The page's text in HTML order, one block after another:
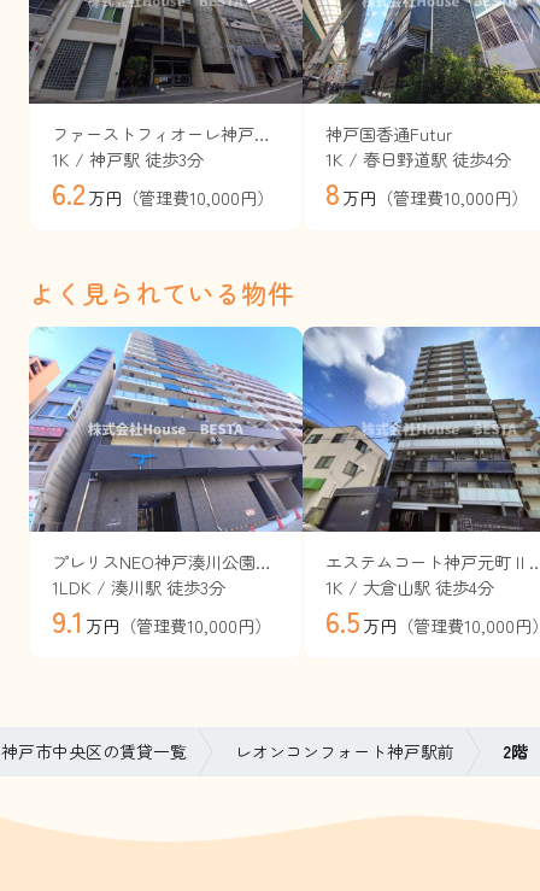
ファーストフィオーレ神戸駅前
1K / 神戸駅 徒歩3分
6.2 万円 （管理費10,000円）
神戸国香通Futur
1K / 春日野道駅 徒歩4分
8 万円 （管理費10,000円）
よく見られている物件
プレリスNEO神戸湊川公園ヴェルト（旧セレニテ神戸西エクラ）
1LDK / 湊川駅 徒歩3分
9.1 万円 （管理費10,000円）
エステムコー
1K / 大倉山駅 徒歩4分
6.5 万円 （管理費10,000円
神戸市中央区の賃貸一覧 レオンコンフォート神戸駅前 2階